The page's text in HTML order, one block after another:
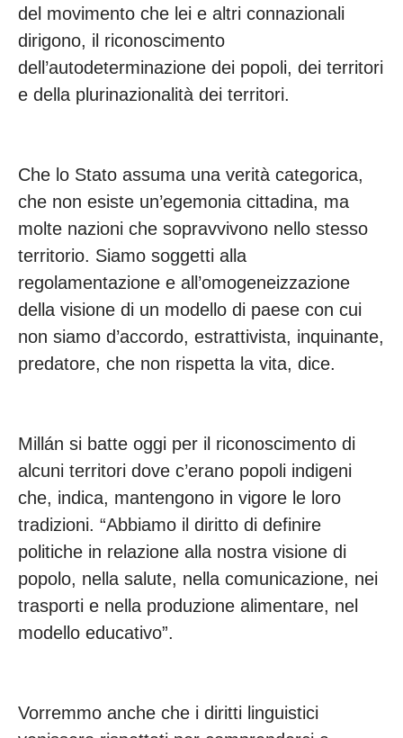
del movimento che lei e altri connazionali
dirigono, il riconoscimento
dell’autodeterminazione dei popoli, dei territori
e della plurinazionalità dei territori.
Che lo Stato assuma una verità categorica,
che non esiste un’egemonia cittadina, ma
molte nazioni che sopravvivono nello stesso
territorio. Siamo soggetti alla
regolamentazione e all’omogeneizzazione
della visione di un modello di paese con cui
non siamo d’accordo, estrattivista, inquinante,
predatore, che non rispetta la vita, dice.
Millán si batte oggi per il riconoscimento di
alcuni territori dove c’erano popoli indigeni
che, indica, mantengono in vigore le loro
tradizioni. “Abbiamo il diritto di definire
politiche in relazione alla nostra visione di
popolo, nella salute, nella comunicazione, nei
trasporti e nella produzione alimentare, nel
modello educativo”.
Vorremmo anche che i diritti linguistici